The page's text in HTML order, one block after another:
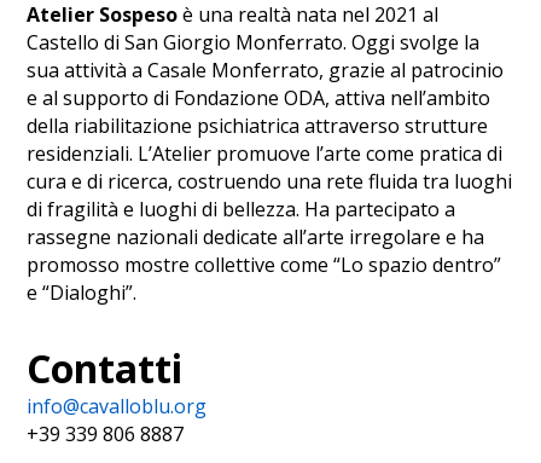
Atelier Sospesoè una realtà nata nel 2021 al
Castello di San Giorgio Monferrato. Oggi svolge la
sua attività a Casale Monferrato, grazie al patrocinio
e al supporto di Fondazione ODA, attiva nell’ambito
della riabilitazione psichiatrica attraverso strutture
residenziali. L’Atelier promuove l’arte come pratica di
cura e di ricerca, costruendo una rete fluida tra luoghi
di fragilità e luoghi di bellezza. Ha partecipato a
rassegne nazionali dedicate all’arte irregolare e ha
promosso mostre collettive come “Lo spazio dentro”
e “Dialoghi”.
Contatti
info@cavalloblu.org
+39 339 806 8887